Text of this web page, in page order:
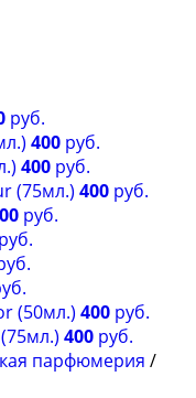
руб.
400 руб.
400 руб.
(75мл.) 400 руб.
руб.
руб.
(50мл.) 400 руб.
400 руб.
парфюмерия /